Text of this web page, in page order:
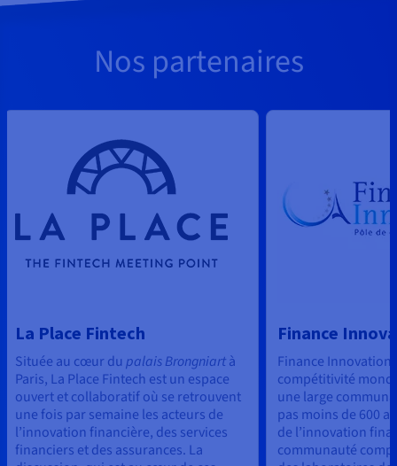
Nos partenaires
La Place Fintech
Située au cœur du palaisBrongniartà
Paris, La Place Fintech est un espace
ouvert et collaboratif où se retrouvent
une fois par semaine les acteurs de
l’innovation financière, des services
financiers et des assurances. La
Finance
Finance Innovation
compétitivité
une large
pas moins de 600
de l’innovation
communauté